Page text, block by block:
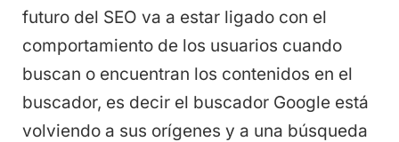
futuro del SEO va a estar ligado con el
comportamiento de los usuarios cuando
buscan o encuentran los contenidos en el
buscador, es decir el buscador Google está
volviendo a sus orígenes y a una búsqueda